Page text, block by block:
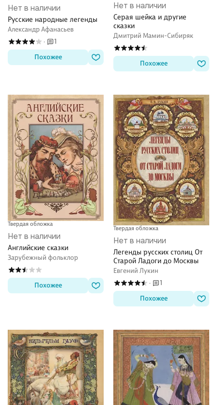
Нет в наличии
Русские народные легенды
Александр Афанасьев
·
1
Похожее
Нет в наличии
Серая шейка и другие
сказки
Дмитрий Мамин-Сибиряк
Похожее
Твердая обложка
Нет в наличии
Английские сказки
Зарубежный фольклор
Похожее
Твердая обложка
Нет в наличии
Легенды русских столиц От
Старой Ладоги до Москвы
Евгений Лукин
·
1
Похожее